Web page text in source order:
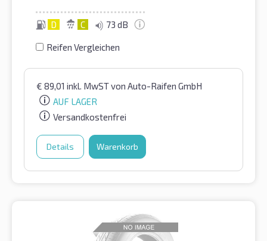
D C 73 dB
Reifen Vergleichen
€ 89,01 inkl. MwSTvon Auto-Raifen GmbH
AUF LAGER
Versandkostenfrei
Details Warenkorb